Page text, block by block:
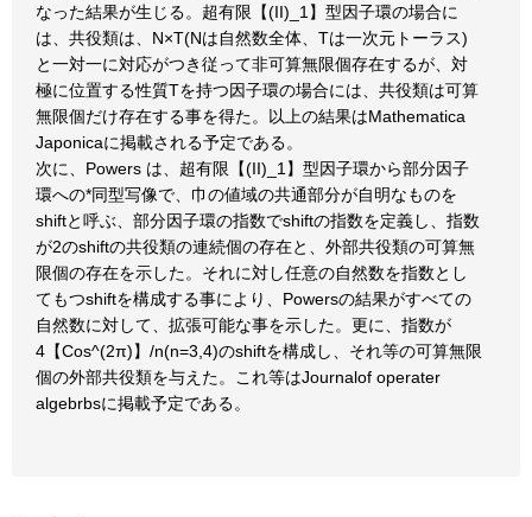
なった結果が生じる。超有限【(II)_1】型因子環の場合に
は、共役類は、N×T(Nは自然数全体、Tは一次元トーラス)
と一対一に対応がつき従って非可算無限個存在するが、対
極に位置する性質Tを持つ因子環の場合には、共役類は可算
無限個だけ存在する事を得た。以上の結果はMathematica
Japonicaに掲載される予定である。
次に、Powers は、超有限【(II)_1】型因子環から部分因子
環への*同型写像で、巾の値域の共通部分が自明なものを
shiftと呼ぶ、部分因子環の指数でshiftの指数を定義し、指数
が2のshiftの共役類の連続個の存在と、外部共役類の可算無
限個の存在を示した。それに対し任意の自然数を指数とし
てもつshiftを構成する事により、Powersの結果がすべての
自然数に対して、拡張可能な事を示した。更に、指数が
4【Cos^(2π)】/n(n=3,4)のshiftを構成し、それ等の可算無限
個の外部共役類を与えた。これ等はJournalof operater
algebrbsに掲載予定である。